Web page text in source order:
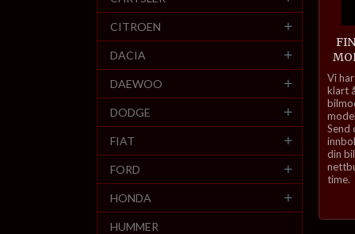
inkl.
mva.
Vi
klart
Send
din
time.
CITROEN
DACIA
DAEWOO
DODGE
FIAT
FORD
HONDA
HUMMER